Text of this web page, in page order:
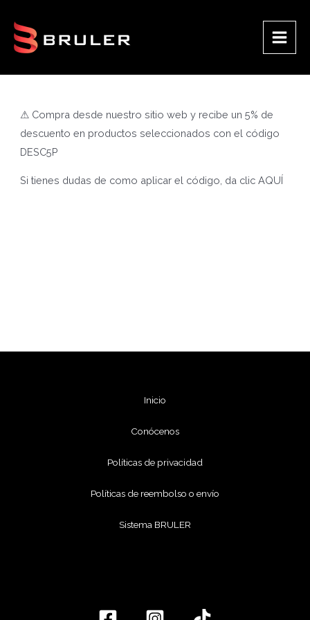
contenido
Main
⚠ Compra desde nuestro sitio web y recibe un 5% de
descuento en productos seleccionados con el código
DESC5P
Si tienes dudas de como aplicar el código, da clicAQUÍ
Inicio
Conócenos
Políticas de privacidad
Políticas de reembolso o envío
Sistema BRULER